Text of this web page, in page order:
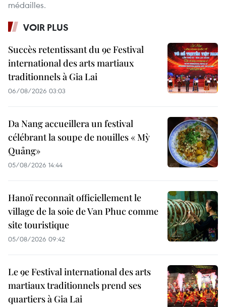
médailles.
VOIR PLUS
Succès retentissant du 9e Festival
international des arts martiaux
traditionnels à Gia Lai
06/08/2026 03:03
Da Nang accueillera un festival
célébrant la soupe de nouilles « Mỳ
Quảng»
05/08/2026 14:44
Hanoï reconnaît officiellement le
village de la soie de Van Phuc comme
site touristique
05/08/2026 09:42
Le 9e Festival international des arts
martiaux traditionnels prend ses
quartiers à Gia Lai